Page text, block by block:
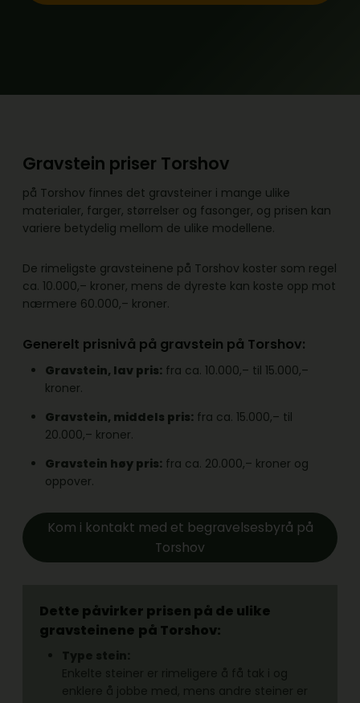
Gravstein priser Torshov
på Torshov finnes det gravsteiner i mange ulike
materialer, farger, størrelser og fasonger, og prisen kan
variere betydelig mellom de ulike modellene.
De rimeligste gravsteinene på Torshov koster som regel
ca. 10.000,– kroner, mens de dyreste kan koste opp mot
nærmere 60.000,– kroner.
Generelt prisnivå på gravstein på Torshov:
Gravstein, lav pris: fra ca. 10.000,– til 15.000,–
kroner.
Gravstein, middels pris: fra ca. 15.000,– til
20.000,– kroner.
Gravstein høy pris: fra ca. 20.000,– kroner og
oppover.
Kom i kontakt med et begravelsesbyrå på
Torshov
Dette påvirker prisen på de ulike
gravsteinene på Torshov: